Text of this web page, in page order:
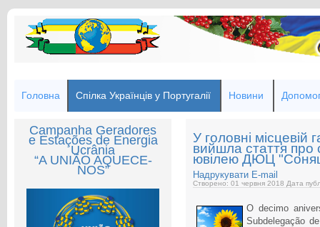
Головна Спілка Українців у Португалії Новини
Campanha Geradores
e Estações de Energia
Ucrânia
“A UNIÃO AQUECE-
NOS”
У головні місцевій
вийшла стаття про
ювілею ДЮЦ
Надрукувати E-mail
Створено: 01 червня 2018 Дата
O decimo
Subdelegação